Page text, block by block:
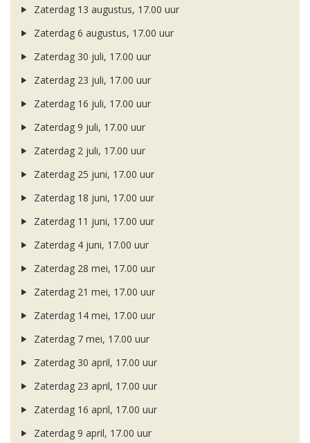
Zaterdag 13 augustus, 17.00 uur
Zaterdag 6 augustus, 17.00 uur
Zaterdag 30 juli, 17.00 uur
Zaterdag 23 juli, 17.00 uur
Zaterdag 16 juli, 17.00 uur
Zaterdag 9 juli, 17.00 uur
Zaterdag 2 juli, 17.00 uur
Zaterdag 25 juni, 17.00 uur
Zaterdag 18 juni, 17.00 uur
Zaterdag 11 juni, 17.00 uur
Zaterdag 4 juni, 17.00 uur
Zaterdag 28 mei, 17.00 uur
Zaterdag 21 mei, 17.00 uur
Zaterdag 14 mei, 17.00 uur
Zaterdag 7 mei, 17.00 uur
Zaterdag 30 april, 17.00 uur
Zaterdag 23 april, 17.00 uur
Zaterdag 16 april, 17.00 uur
Zaterdag 9 april, 17.00 uur